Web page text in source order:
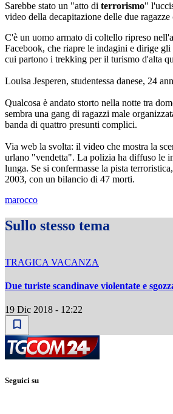
Sarebbe stato un "atto di terrorismo"
video della decapitazione delle due
C'è un uomo armato di coltello ripreso
Facebook, che riapre le indagini e dirige
cui partono i trekking per il turismo d'alta
Louisa Jesperen, studentessa danese, 24
Qualcosa è andato storto nella notte tra
sembra una gang di ragazzi male
banda di quattro presunti complici.
Via web la svolta: il video che mostra la
urlano "vendetta". La polizia ha diffuso le
lunga. Se si confermasse la pista
2003, con un bilancio di 47 morti.
marocco
Sullo stesso tema
TRAGICA VACANZA
Due turiste scandinave violentate e
19 Dic 2018 - 12:22
Seguici su